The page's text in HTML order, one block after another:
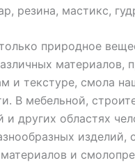
резина, мастикс,
природное
материалов,
и текстуре, смола
В мебельной,
и других областях
и